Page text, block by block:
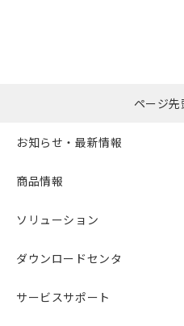
括ダウン
ページ先
お知らせ・最新情報
商品情報
ソリューション
ダウンロードセンタ
サービスサポート